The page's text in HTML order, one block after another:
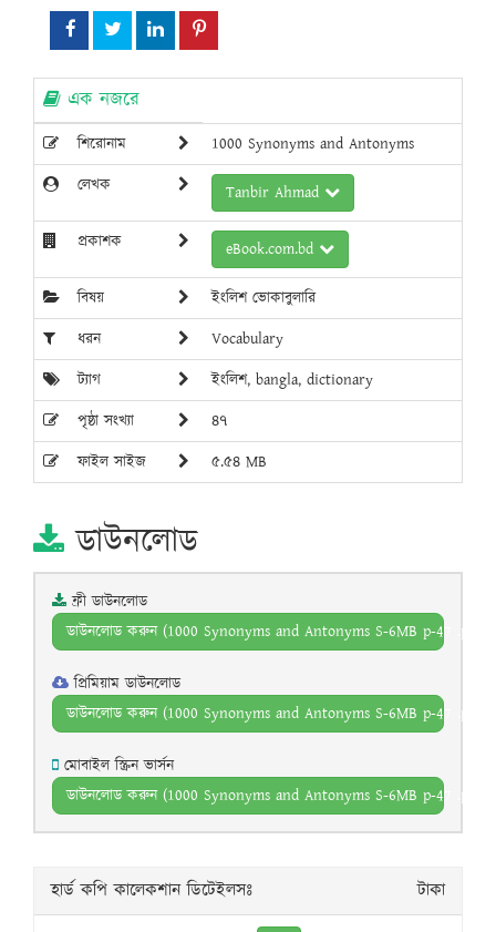
এক নজরে
শিরোনাম
1000 Synonyms and Antonyms
লেখক
Tanbir Ahmad
প্রকাশক eBook.com.bd
বিষয়
ইংলিশ ভোকাবুলারি
ধরন
Vocabulary
ট্যাগ
ইংলিশ, bangla, dictionary
পৃষ্ঠা সংখ্যা
৪৭
ফাইল সাইজ
৫.৫৪ MB
ডাউনলোড
ফ্রী ডাউনলোড
ডাউনলোড করুন (1000 Synonyms and Antonyms S-6MB p-47 .pdf)
প্রিমিয়াম ডাউনলোড
ডাউনলোড করুন (1000 Synonyms and Antonyms S-6MB p-47 .pdf)
মোবাইল স্ক্রিন ভার্সন
ডাউনলোড করুন (1000 Synonyms and Antonyms S-6MB p-47 .pdf)
হার্ড কপি কালেকশান ডিটেইলসঃ টাকা